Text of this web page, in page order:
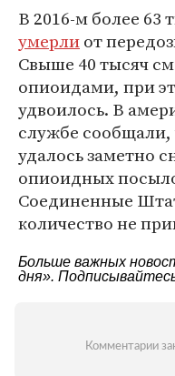
В 2016-м более 63
умерлиот
Свыше 40 тысяч
опиоидами, при
удвоилось. В
службе
удалось заметно
опиоидных
Соединенные
количество не
Больше важных
дня».
Комментарии